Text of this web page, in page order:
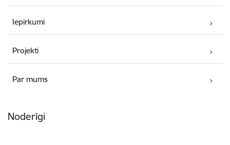
Iepirkumi
Projekti
Par mums
Noderīgi